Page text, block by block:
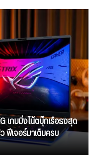
เกมมิ่งโน้ตบุ๊กเรือธงสุด
ฟีเจอร์มาเต็มครบ